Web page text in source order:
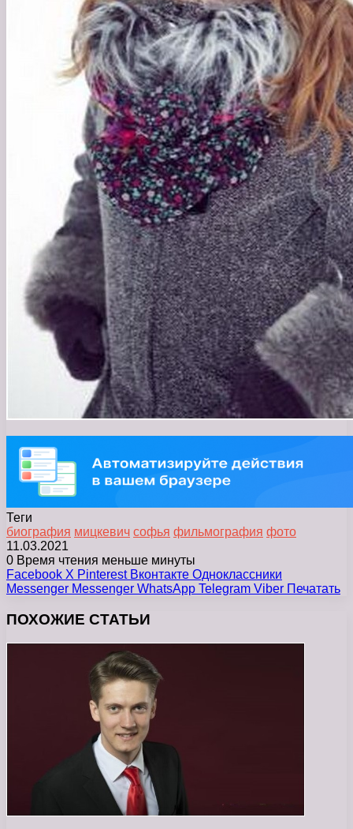
Теги
биография мицкевич софья фильмография фото
11.03.2021
0 Время чтения меньше минуты
Facebook X Pinterest Вконтакте Одноклассники
Messenger Messenger WhatsApp Telegram Viber Печатать
ПОХОЖИЕ СТАТЬИ